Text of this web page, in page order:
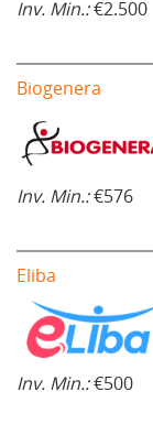
Inv. Min.:€2.500
Biogenera
Inv. Min.:€576
Eliba
Inv. Min.:€500